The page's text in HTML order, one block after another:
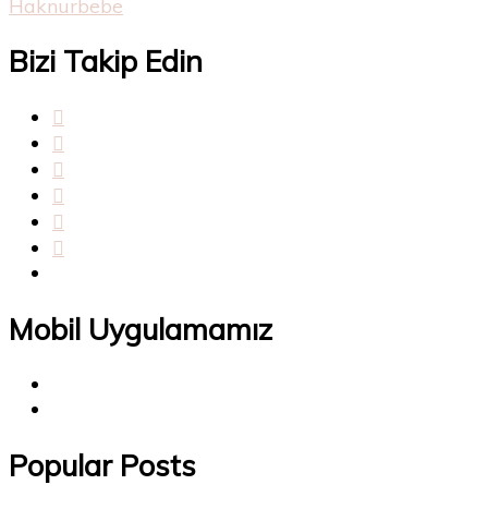
Haknurbebe
Bizi Takip Edin
Mobil Uygulamamız
Popular Posts